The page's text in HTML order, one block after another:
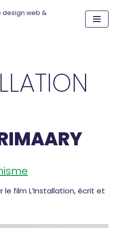
web &
film L’Installation, écrit et